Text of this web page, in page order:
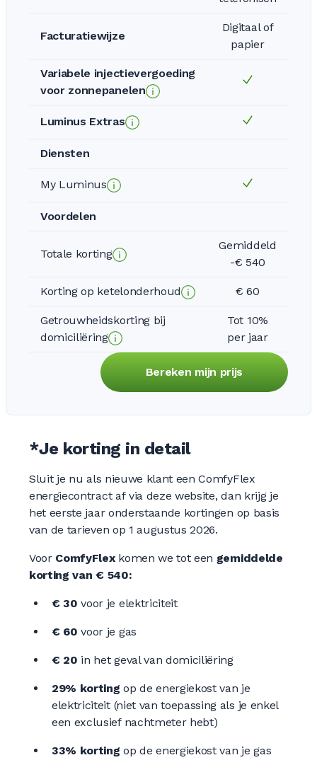
Facturatiewijze
Digitaal of
papier
Variabele injectievergoeding
voor zonnepanelen
Luminus Extras
Diensten
My Luminus
Voordelen
Totale korting
Gemiddeld
-€ 540
Korting op ketelonderhoud € 60
Getrouwheidskorting bij
domiciliëring
Tot 10%
per jaar
Bereken mijn prijs
*Je korting in detail
Sluit je nu als nieuwe klant een ComfyFlex
energiecontract af via deze website, dan krijg je
het eerste jaar onderstaande kortingen op basis
van de tarieven op 1 augustus 2026.
Voor ComfyFlexkomen we tot een gemiddelde
korting van € 540:
€ 30voor je elektriciteit
€ 60voor je gas
€ 20 in het geval van domiciliëring
29% kortingop de energiekost van je
elektriciteit (niet van toepassing als je enkel
een exclusief nachtmeter hebt)
33% kortingop de energiekost van je gas